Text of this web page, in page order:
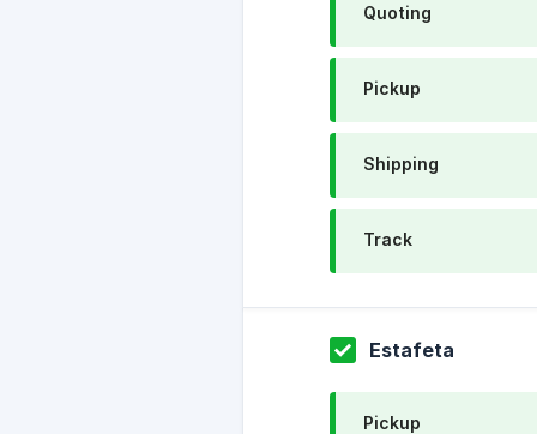
Quoting
Pickup
Shipping
Track
Estafeta
Pickup